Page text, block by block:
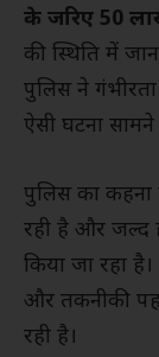
के जरिए 50
की स्थिति में
पुलिस ने
ऐसी घटना
पुलिस का कहना
रही है और जल्द
किया जा रहा
और तकनीकी
रही है।